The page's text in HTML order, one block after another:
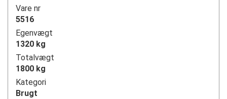
Vare nr
5516
Egenvægt
1320 kg
Totalvægt
1800 kg
Kategori
Brugt